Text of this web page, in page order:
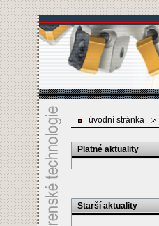
úvodní stránka
Platné aktuality
Starší aktuality